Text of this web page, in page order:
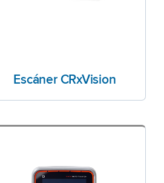
Escáner CRxVision